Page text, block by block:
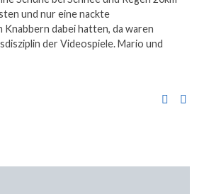
und nur eine nackte
dabei hatten, da waren
der Videospiele. Mario und